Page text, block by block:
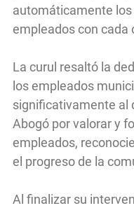
automáticamente
empleados con cada
La curul resaltó la
los empleados
significativamente al
Abogó por valorar y
empleados,
el progreso de la
Al finalizar su